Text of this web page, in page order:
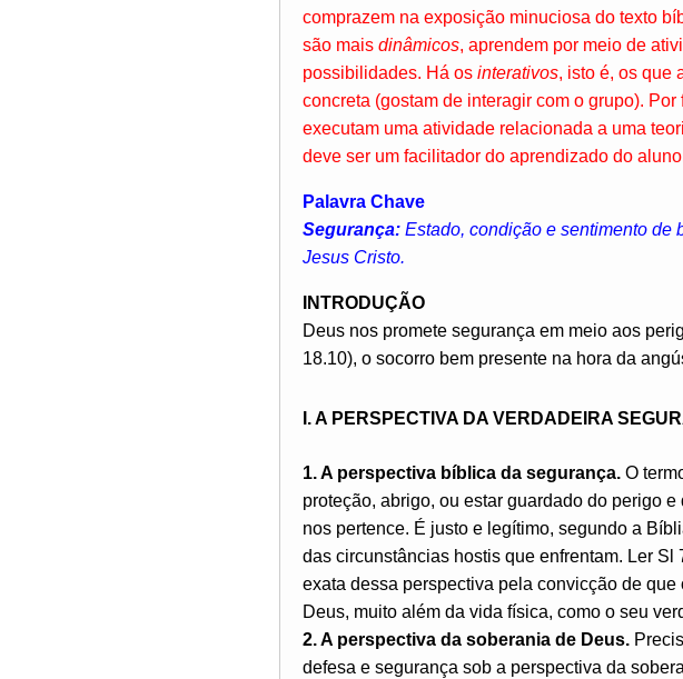
comprazem na exposição minuciosa do texto
são mais dinâmicos, aprendem por meio de
possibilidades. Há os interativos, isto é, os que
concreta (gostam de interagir com o grupo). Por
executam uma atividade relacionada a uma
deve ser um facilitador do aprendizado do
Palavra Chave
Segurança: Estado, condição e sentimento de
Jesus Cristo.
INTRODUÇÃO
Deus nos promete segurança em meio aos
18.10), o socorro bem presente na hora da
I. A PERSPECTIVA DA VERDADEIRA
1. A perspectiva bíblica da segurança. O
proteção, abrigo, ou estar guardado do perigo
nos pertence. É justo e legítimo, segundo a
das circunstâncias hostis que enfrentam. Ler
exata dessa perspectiva pela convicção de
Deus, muito além da vida física, como o seu
2. A perspectiva da soberania de Deus.
defesa e segurança sob a perspectiva da